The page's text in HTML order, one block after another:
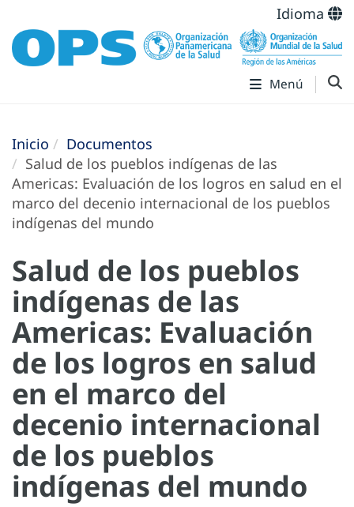
Idioma
Menú
Inicio
Documentos
Salud de los pueblos indígenas de las
Americas: Evaluación de los logros en salud en el
marco del decenio internacional de los pueblos
indígenas del mundo
Salud de los pueblos
indígenas de las
Americas: Evaluación
de los logros en salud
en el marco del
decenio internacional
de los pueblos
indígenas del mundo